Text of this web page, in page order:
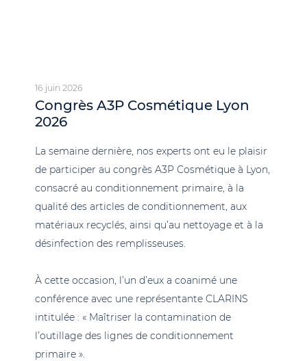
16 juin 2026
Congrès A3P Cosmétique Lyon
2026
La semaine dernière, nos experts ont eu le plaisir
de participer au congrès A3P Cosmétique à Lyon,
consacré au conditionnement primaire, à la
qualité des articles de conditionnement, aux
matériaux recyclés, ainsi qu’au nettoyage et à la
désinfection des remplisseuses.
À cette occasion, l’un d’eux a coanimé une
conférence avec une représentante CLARINS
intitulée : « Maîtriser la contamination de
l’outillage des lignes de conditionnement
primaire ».